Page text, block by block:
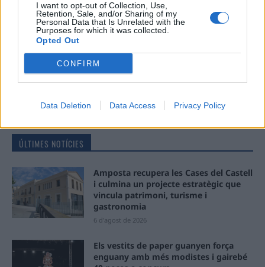
I want to opt-out of Collection, Use,
Retention, Sale, and/or Sharing of my
Personal Data that Is Unrelated with the
Purposes for which it was collected.
Opted Out
CONFIRM
Data Deletion Data Access Privacy Policy
Deseu el meu nom, el correu electrònic i el lloc web en
ÚLTIMES NOTÍCIES
Amposta recupera les Cases del Castell
i culmina un projecte estratègic que
vincula patrimoni, turisme i
gastronomia
6 d'agost de 2026
Els vestits de paper guanyen força
enguany amb més modistes i gairebé